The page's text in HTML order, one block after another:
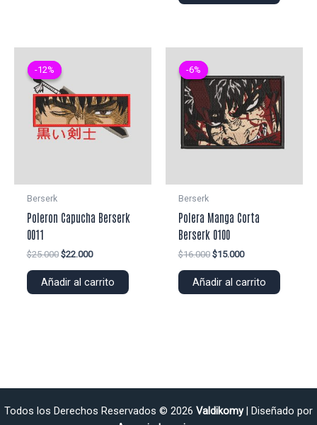
-12%
-12%
Berserk
Poleron Capucha Berserk
0011
$25.000 El
original
$22.000El
actual
Añadir al carrito
-6%
-6%
Berserk
Polera Manga Corta
Berserk 0100
$16.000 El
original
$15.000El
actual
Añadir al carrito
Todos los Derechos Reservados © 2026 Valdikomy| Diseñado por